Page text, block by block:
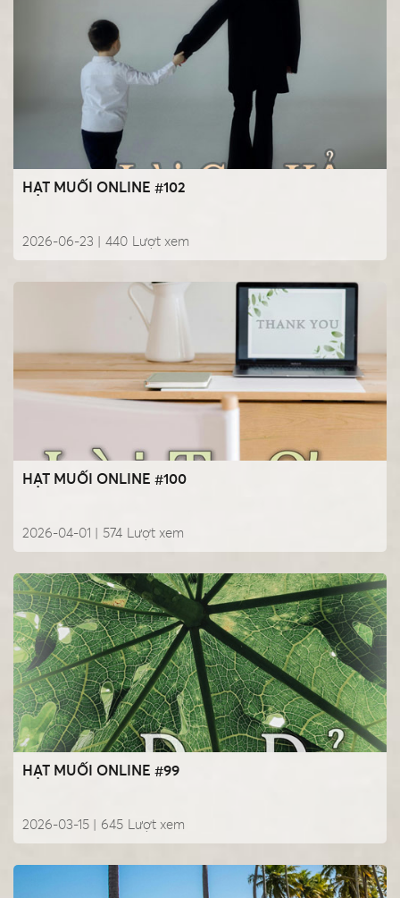
HẠT MUỐI ONLINE #102
2026-06-23 | Lượt xem
440
HẠT MUỐI ONLINE #100
2026-04-01 | Lượt xem
574
HẠT MUỐI ONLINE #99
2026-03-15 | Lượt xem
645